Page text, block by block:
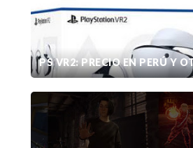
PS VR2: PRECIO EN PERÚ Y